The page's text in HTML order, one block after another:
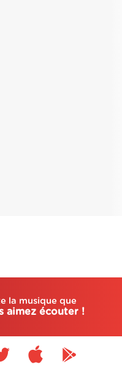
la musique que
aimez écouter !